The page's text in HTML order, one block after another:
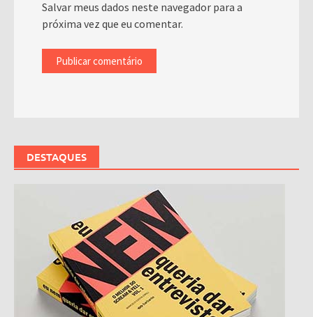
Salvar meus dados neste navegador para a
próxima vez que eu comentar.
DESTAQUES